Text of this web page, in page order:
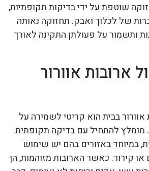
שוטפת על ידי בדיקות תקופתיות,
של לכלוך ואבק. תחזוקה נאותה
ותשמור על פעולתן התקינה לאורך
ארובות אוורור
אוורור בבית הוא קריטי לשמירה על
מומלץ להתחיל עם בדיקה תקופתית
במיוחד באזורים בהם יש שימוש
קירור. כאשר הארובות מזוהמות, הן